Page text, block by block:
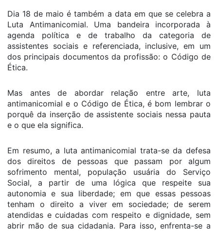
Dia 18 de maio é também a data em que se celebra a
Luta Antimanicomial. Uma bandeira incorporada à
agenda política e de trabalho da categoria de
assistentes sociais e referenciada, inclusive, em um
dos principais documentos da profissão: o Código de
Ética.
Mas antes de abordar relação entre arte, luta
antimanicomial e o Código de Ética, é bom lembrar o
porquê da inserção de assistente sociais nessa pauta
e o que ela significa.
Em resumo, a luta antimanicomial trata-se da defesa
dos direitos de pessoas que passam por algum
sofrimento mental, população usuária do Serviço
Social, a partir de uma lógica que respeite sua
autonomia e sua liberdade; em que essas pessoas
tenham o direito a viver em sociedade; de serem
atendidas e cuidadas com respeito e dignidade, sem
abrir mão de sua cidadania. Para isso, enfrenta-se a